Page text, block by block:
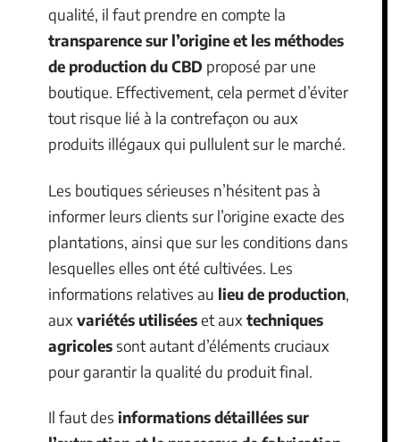
qualité, il faut prendre en compte la
transparence sur l’origine et les méthodes
de production du CBD proposé par une
boutique. Effectivement, cela permet d’éviter
tout risque lié à la contrefaçon ou aux
produits illégaux qui pullulent sur le marché.
Les boutiques sérieuses n’hésitent pas à
informer leurs clients sur l’origine exacte des
plantations, ainsi que sur les conditions dans
lesquelles elles ont été cultivées. Les
informations relatives au lieu de production,
aux variétés utiliséeset aux techniques
agricolessont autant d’éléments cruciaux
pour garantir la qualité du produit final.
Il faut des informations détaillées sur